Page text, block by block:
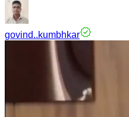
govind..kumbhkar